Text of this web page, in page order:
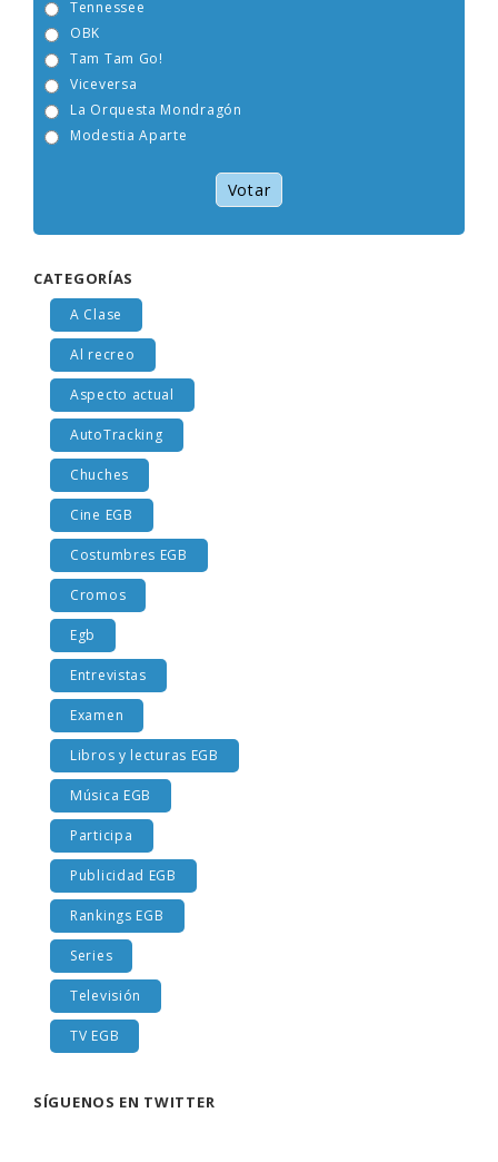
Tennessee
OBK
Tam Tam Go!
Viceversa
La Orquesta Mondragón
Modestia Aparte
Votar
CATEGORÍAS
A Clase
Al recreo
Aspecto actual
AutoTracking
Chuches
Cine EGB
Costumbres EGB
Cromos
Egb
Entrevistas
Examen
Libros y lecturas EGB
Música EGB
Participa
Publicidad EGB
Rankings EGB
Series
Televisión
TV EGB
SÍGUENOS EN TWITTER